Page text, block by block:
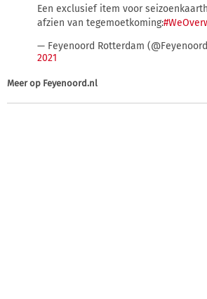
Een exclusief item voor
afzien van tegemoetkoming:
— Feyenoord Rotterdam
2021
Meer op Feyenoord.nl